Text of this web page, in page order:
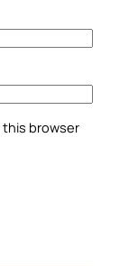
this browser